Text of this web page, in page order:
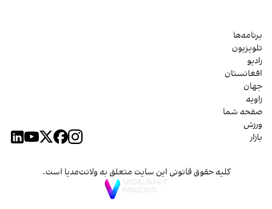
برنامه‌ها
تلویزیون
رادیو
افغانستان
جهان
زاویه
صفحه شما
ورزش
بازار
کلیه حقوق قانونی این سایت متعلق به ولانت‌مدیا است.